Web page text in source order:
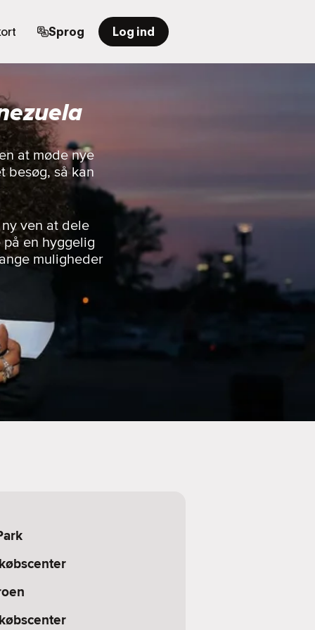
Sprog Log ind
at møde nye
besøg, så kan
ven at dele
en hyggelig
muligheder